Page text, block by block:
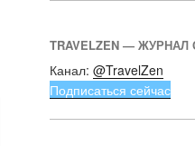
TRAVELZEN —
Канал: @TravelZen
Подписаться сейчас